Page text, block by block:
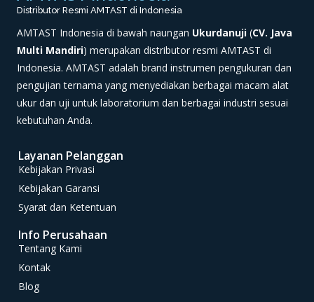
Distributor Resmi AMTAST di Indonesia
AMTAST Indonesia di bawah naungan Ukurdanuji (CV. Java
Multi Mandiri) merupakan distributor resmi AMTAST di
Indonesia. AMTAST adalah brand instrumen pengukuran dan
pengujian ternama yang menyediakan berbagai macam alat
ukur dan uji untuk laboratorium dan berbagai industri sesuai
kebutuhan Anda.
Layanan Pelanggan
Kebijakan Privasi
Kebijakan Garansi
Syarat dan Ketentuan
Info Perusahaan
Tentang Kami
Kontak
Blog